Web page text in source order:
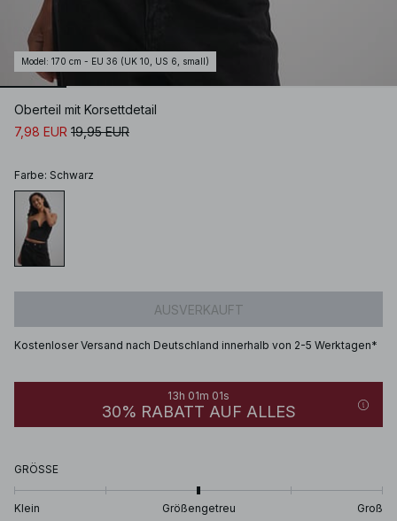
Model : 170 cm - EU 36 (UK 10, US 6, small)
Oberteil mit Korsettdetail
7,98 EUR 19,95 EUR
Farbe: Schwarz
AUSVERKAUFT
Kostenloser Versand nach Deutschland innerhalb von 2-5 Werktagen*
13h 01m 01s
30% RABATT AUF ALLES
GRÖSSE
Klein Größengetreu Groß